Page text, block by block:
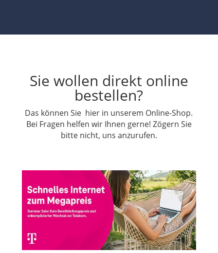
Sie wollen direkt online
bestellen?
Das können Sie hier in unserem Online-Shop.
Bei Fragen helfen wir Ihnen gerne! Zögern Sie
bitte nicht, uns anzurufen.